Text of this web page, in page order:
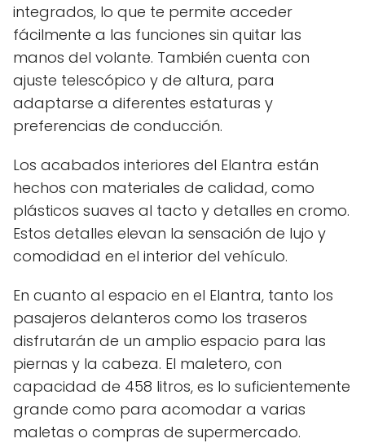
integrados, lo que te permite acceder
fácilmente a las funciones sin quitar las
manos del volante. También cuenta con
ajuste telescópico y de altura, para
adaptarse a diferentes estaturas y
preferencias de conducción.
Los acabados interiores del Elantra están
hechos con materiales de calidad, como
plásticos suaves al tacto y detalles en cromo.
Estos detalles elevan la sensación de lujo y
comodidad en el interior del vehículo.
En cuanto al espacio en el Elantra, tanto los
pasajeros delanteros como los traseros
disfrutarán de un amplio espacio para las
piernas y la cabeza. El maletero, con
capacidad de 458 litros, es lo suficientemente
grande como para acomodar a varias
maletas o compras de supermercado.